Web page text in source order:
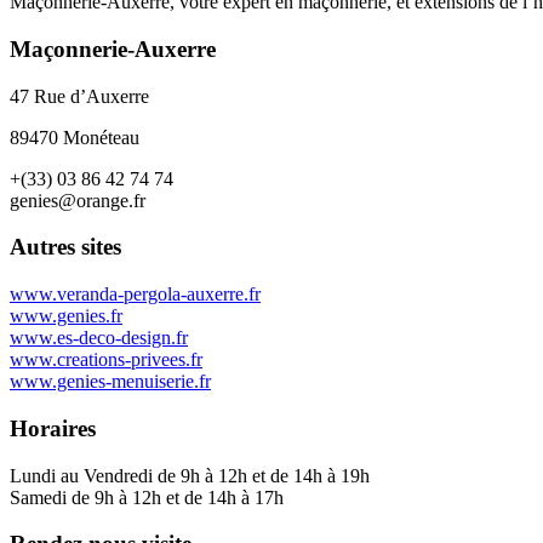
Maçonnerie-Auxerre
47 Rue d’Auxerre
89470 Monéteau
+(33) 03 86 42 74 74
genies@orange.fr
Autres sites
www.veranda-pergola-auxerre.fr
www.genies.fr
www.es-deco-design.fr
www.creations-privees.fr
www.genies-menuiserie.fr
Horaires
Lundi au Vendredi de 9h à 12h et de 14h à 19h
Samedi de 9h à 12h et de 14h à 17h